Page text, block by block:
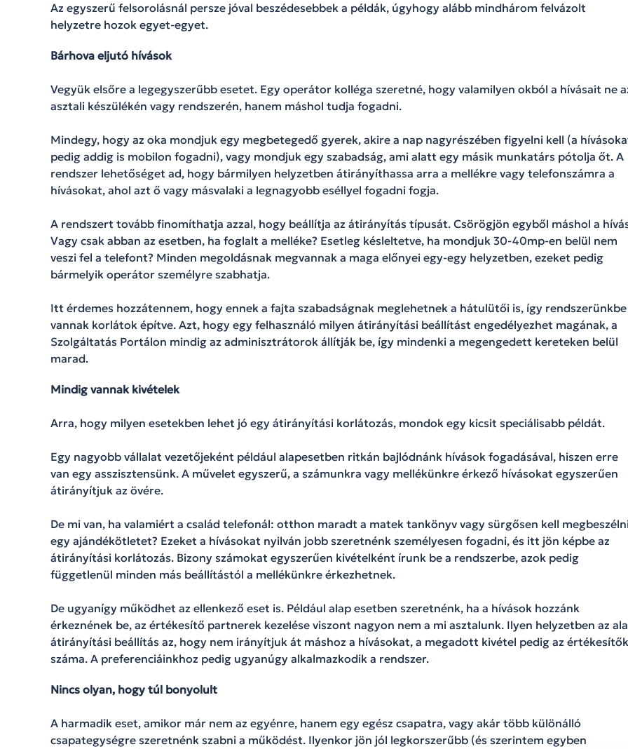
Az egyszerű felsorolásnál persze jóval beszédesebbek a példák, úgyhogy alább mindhárom felvázolt
helyzetre hozok egyet-egyet.
Bárhova eljutó hívások
Vegyük elsőre a legegyszerűbb esetet. Egy operátor kolléga szeretné, hogy valamilyen okból a hívásait ne
asztali készülékén vagy rendszerén, hanem máshol tudja fogadni.
Mindegy, hogy az oka mondjuk egy megbetegedő gyerek, akire a nap nagyrészében figyelni kell (a
pedig addig is mobilon fogadni), vagy mondjuk egy szabadság, ami alatt egy másik munkatárs pótolja őt. A
rendszer lehetőséget ad, hogy bármilyen helyzetben átirányíthassa arra a mellékre vagy telefonszámra a
hívásokat, ahol azt ő vagy másvalaki a legnagyobb eséllyel fogadni fogja.
A rendszert tovább finomíthatja azzal, hogy beállítja az átirányítás típusát. Csörögjön egyből máshol a
Vagy csak abban az esetben, ha foglalt a melléke? Esetleg késleltetve, ha mondjuk 30-40mp-en belül nem
veszi fel a telefont? Minden megoldásnak megvannak a maga előnyei egy-egy helyzetben, ezeket pedig
bármelyik operátor személyre szabhatja.
Itt érdemes hozzátennem, hogy ennek a fajta szabadságnak meglehetnek a hátulütői is, így rendszerünkbe
vannak korlátok építve. Azt, hogy egy felhasználó milyen átirányítási beállítást engedélyezhet magának, a
Szolgáltatás Portálon mindig az adminisztrátorok állítják be, így mindenki a megengedett kereteken belül
marad.
Mindig vannak kivételek
Arra, hogy milyen esetekben lehet jó egy átirányítási korlátozás, mondok egy kicsit speciálisabb példát.
Egy nagyobb vállalat vezetőjeként például alapesetben ritkán bajlódnánk hívások fogadásával, hiszen erre
van egy asszisztensünk. A művelet egyszerű, a számunkra vagy mellékünkre érkező hívásokat egyszerűen
átirányítjuk az övére.
De mi van, ha valamiért a család telefonál: otthon maradt a matek tankönyv vagy sürgősen kell
egy ajándékötletet? Ezeket a hívásokat nyilván jobb szeretnénk személyesen fogadni, és itt jön képbe az
átirányítási korlátozás. Bizony számokat egyszerűen kivételként írunk be a rendszerbe, azok pedig
függetlenül minden más beállítástól a mellékünkre érkezhetnek.
De ugyanígy működhet az ellenkező eset is. Például alap esetben szeretnénk, ha a hívások hozzánk
érkeznének be, az értékesítő partnerek kezelése viszont nagyon nem a mi asztalunk. Ilyen helyzetben az
átirányítási beállítás az, hogy nem irányítjuk át máshoz a hívásokat, a megadott kivétel pedig az értékesítők
száma. A preferenciáinkhoz pedig ugyanúgy alkalmazkodik a rendszer.
Nincs olyan, hogy túl bonyolult
A harmadik eset, amikor már nem az egyénre, hanem egy egész csapatra, vagy akár több különálló
csapategységre szeretnénk szabni a működést. Ilyenkor jön jól legkorszerűbb (és szerintem egyben